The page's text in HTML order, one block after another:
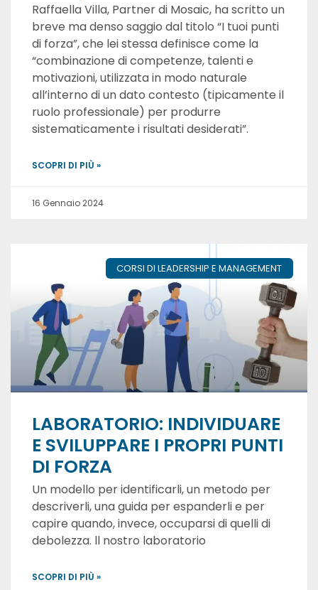
Raffaella Villa, Partner di Mosaic, ha scritto un
breve ma denso saggio dal titolo “I tuoi punti
di forza”, che lei stessa definisce come la
“combinazione di competenze, talenti e
motivazioni, utilizzata in modo naturale
all’interno di un dato contesto (tipicamente il
ruolo professionale) per produrre
sistematicamente i risultati desiderati”.
SCOPRI DI PIÙ »
16 Gennaio 2024
CORSI DI LEADERSHIP E MANAGEMENT
LABORATORIO: INDIVIDUARE
E SVILUPPARE I PROPRI PUNTI
DI FORZA
Un modello per identificarli, un metodo per
descriverli, una guida per espanderli e per
capire quando, invece, occuparsi di quelli di
debolezza. ll nostro laboratorio
SCOPRI DI PIÙ »